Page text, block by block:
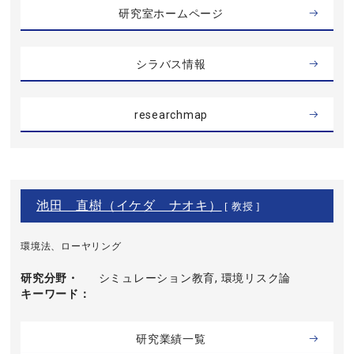
研究室ホームページ
シラバス情報
researchmap
池田 直樹（イケダ ナオキ） [ 教授 ]
環境法、ローヤリング
研究分野・
キーワード
シミュレーション教育, 環境リスク論
研究業績一覧